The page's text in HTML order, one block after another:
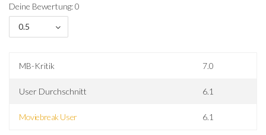
Deine Bewertung: 0
0.5
MB-Kritik 7.0
User Durchschnitt 6.1
Moviebreak User 6.1